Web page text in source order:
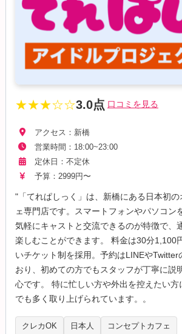
★★★☆☆3.0点 口コミを見る
アクセス：新橋
営業時間：18:00~23:00
定休日：不定休
予算：2999円〜
"「てれぱしっく」は、新橋にある日本初
ェ専門店です。スマートフォンやパソコン
気軽にキャストと交流できるのが特徴で、
楽しむことができます。 料金は30分1,100
いチケット制を採用。予約はLINEやTwitter
おり、初めての方でもスタッフが丁寧に説
心です。 特に忙しい方や外出を控えたい方
でも多く取り上げられています。。
クレカOK 日本人 コンセプトカフェ